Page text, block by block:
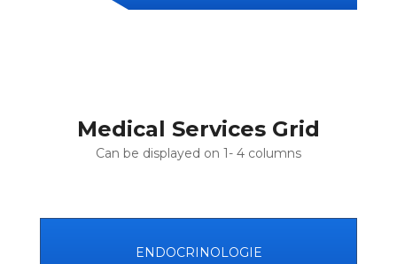
Medical Services Grid
Can be displayed on 1- 4 columns
ENDOCRINOLOGIE